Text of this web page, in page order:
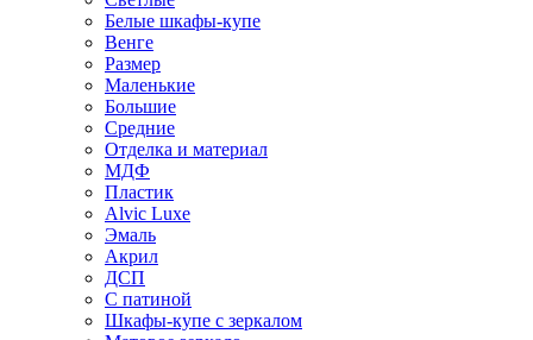
Белые шкафы-купе
Венге
Размер
Маленькие
Большие
Средние
Отделка и материал
МДФ
Пластик
Alvic Luxe
Эмаль
Акрил
ДСП
С патиной
Шкафы-купе с зеркалом